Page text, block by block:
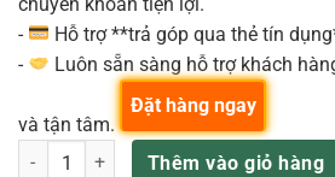
-
Hỗ trợ **trả góp qua thẻ tín
-
Luôn sẵn sàng hỗ trợ khách
và tận tâm.
Waves Proton – SoundGrid Server số
Thêm vào giỏ hàng
Đặt hàng ngay